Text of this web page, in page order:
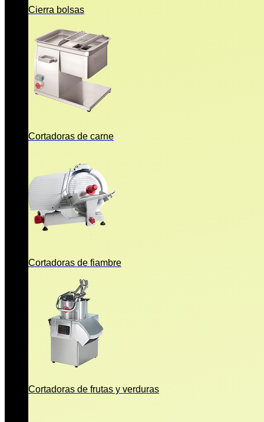
Cierra bolsas
Cortadoras de carne
Cortadoras de fiambre
Cortadoras de frutas y verduras